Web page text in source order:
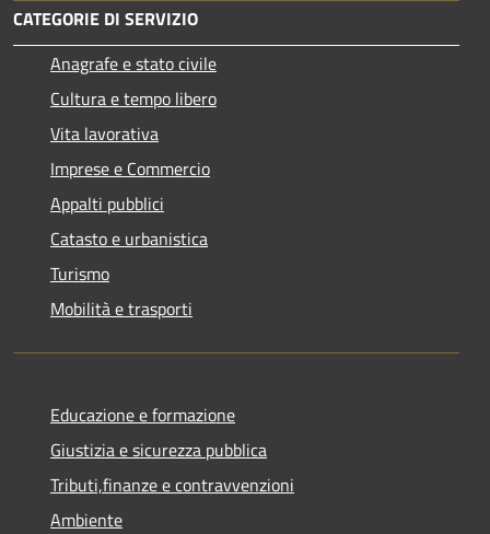
CATEGORIE DI SERVIZIO
Anagrafe e stato civile
Cultura e tempo libero
Vita lavorativa
Imprese e Commercio
Appalti pubblici
Catasto e urbanistica
Turismo
Mobilità e trasporti
Educazione e formazione
Giustizia e sicurezza pubblica
Tributi,finanze e contravvenzioni
Ambiente